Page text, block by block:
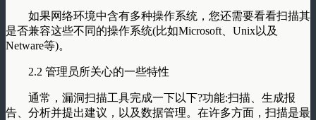
如果网络环境中含有多种操作系统，您还需要看看扫描其
是否兼容这些不同的操作系统(比如Microsoft、Unix以及
Netware等)。
2.2 管理员所关心的一些特性
通常，漏洞扫描工具完成一下以下?功能:扫描、生成报
告、分析并提出建议，以及数据管理。在许多方面，扫描是最